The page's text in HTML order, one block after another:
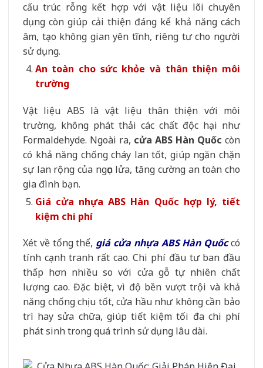
cấu trúc rỗng kết hợp với vật liệu lõi chuyên
dụng còn giúp cải thiện đáng kể khả năng cách
âm, tạo không gian yên tĩnh, riêng tư cho người
sử dụng.
An toàn cho sức khỏe và thân thiện môi
trường
Vật liệu ABS là vật liệu thân thiện với môi
trường, không phát thải các chất độc hại như
Formaldehyde. Ngoài ra, cửa ABS Hàn Quốc còn
có khả năng chống cháy lan tốt, giúp ngăn chặn
sự lan rộng của ngọn lửa, tăng cường an toàn cho
gia đình bạn.
Giá cửa nhựa ABS Hàn Quốc hợp lý, tiết
kiệm chi phí
Xét về tổng thể, giá cửa nhựa ABS Hàn Quốccó
tính cạnh tranh rất cao. Chi phí đầu tư ban đầu
thấp hơn nhiều so với cửa gỗ tự nhiên chất
lượng cao. Đặc biệt, vì độ bền vượt trội và khả
năng chống chịu tốt, cửa hầu như không cần bảo
trì hay sửa chữa, giúp tiết kiệm tối đa chi phí
phát sinh trong quá trình sử dụng lâu dài.